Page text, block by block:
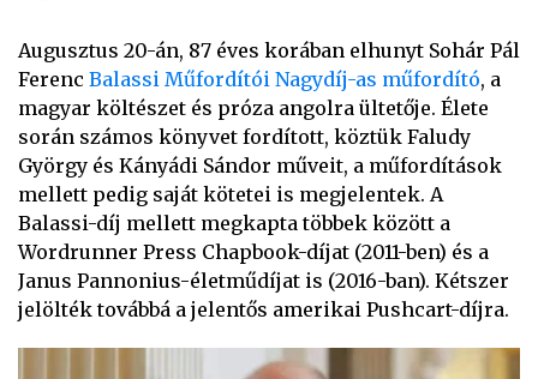
Augusztus 20-án, 87 éves korában elhunyt Sohár Pál
Ferenc Balassi Műfordítói Nagydíj-as műfordító, a
magyar költészet és próza angolra ültetője. Élete
során számos könyvet fordított, köztük Faludy
György és Kányádi Sándor műveit, a műfordítások
mellett pedig saját kötetei is megjelentek. A
Balassi-díj mellett megkapta többek között a
Wordrunner Press Chapbook-díjat (2011-ben) és a
Janus Pannonius-életműdíjat is (2016-ban). Kétszer
jelölték továbbá a jelentős amerikai Pushcart-díjra.